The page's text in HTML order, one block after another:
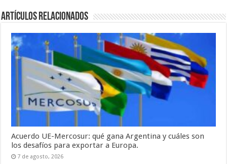
Artículos relacionados
Acuerdo UE-Mercosur: qué gana Argentina y cuáles son
los desafíos para exportar a Europa.
7 de agosto, 2026